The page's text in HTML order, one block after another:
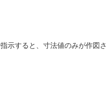
示すると、寸法値のみが作図